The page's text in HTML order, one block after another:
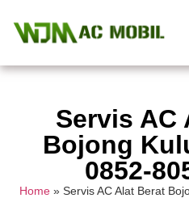
Servis AC
Bojong
0852-
Home » Servis AC Alat Berat